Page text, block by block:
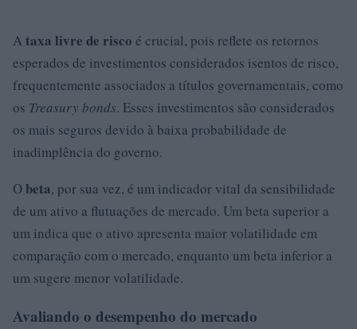
Ataxa livre de risco é crucial, pois reflete os retornos
esperados de investimentos considerados isentos de risco,
frequentemente associados a títulos governamentais, como
os Treasury bonds. Esses investimentos são considerados
os mais seguros devido à baixa probabilidade de
inadimplência do governo.
Obeta, por sua vez, é um indicador vital da sensibilidade
de um ativo a flutuações de mercado. Um beta superior a
um indica que o ativo apresenta maior volatilidade em
comparação com o mercado, enquanto um beta inferior a
um sugere menor volatilidade.
Avaliando o desempenho do mercado